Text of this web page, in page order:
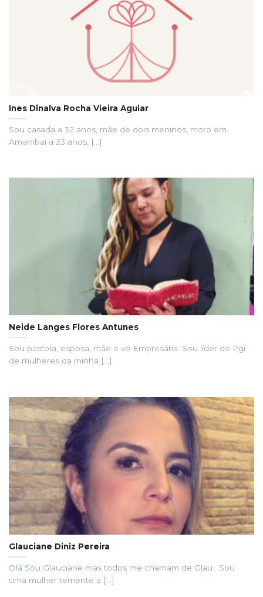
Ines Dinalva Rocha Vieira Aguiar
Sou casada a 32 anos, mãe de dois meninos, moro em
Amambai a 23 anos, [...]
Neide Langes Flores Antunes
Sou pastora, esposa, mãe e vó Empresária. Sou líder do Pgi
de mulheres da minha [...]
Glauciane Diniz Pereira
Olá Sou Glauciane mas todos me chamam de Glau . Sou
uma mulher temente a [...]